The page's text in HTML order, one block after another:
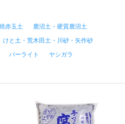
赤玉土
鹿沼土・硬質鹿沼土
けと土・荒木田土・川砂・矢作砂
パーライト
ヤシガラ